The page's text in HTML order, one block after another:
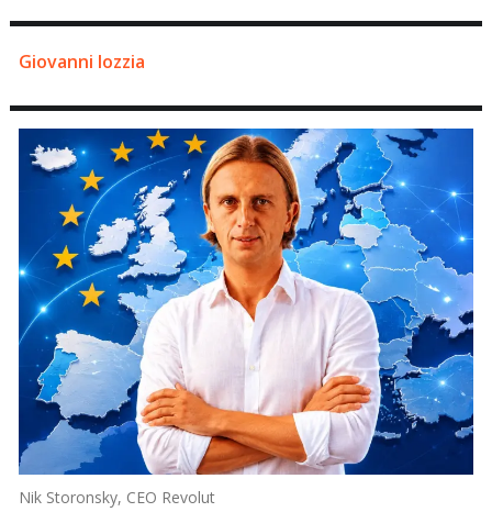
Giovanni Iozzia
Nik Storonsky, CEO Revolut